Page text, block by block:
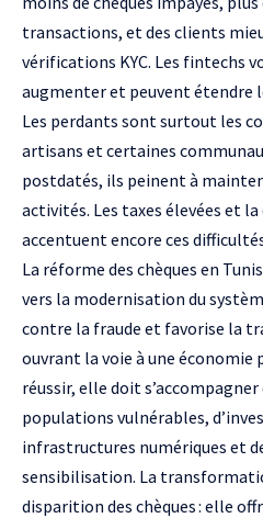
transactions, et des clients
vérifications KYC. Les fintechs
augmenter et peuvent étendre
Les perdants sont surtout les
artisans et certaines
postdatés, ils peinent à
activités. Les taxes élevées et
accentuent encore ces
La réforme des chèques en
vers la modernisation du
contre la fraude et favorise la
ouvrant la voie à une économie
réussir, elle doit s’accompagner
populations vulnérables,
infrastructures numériques et
sensibilisation. La
disparition des chèques : elle